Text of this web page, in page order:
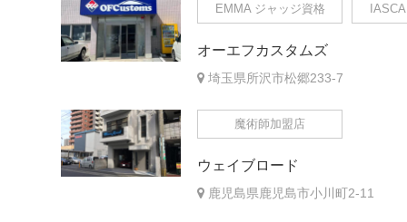
EMMA ジャッジ資格
オーエフカスタムズ
埼玉県所沢市松郷233-7
魔術師加盟店
ウェイブロード
鹿児島県鹿児島市小川町2-11